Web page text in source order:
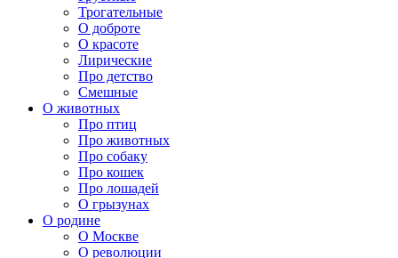
Трогательные
О доброте
О красоте
Лирические
Про детство
Смешные
О животных
Про птиц
Про животных
Про собаку
Про кошек
Про лошадей
О грызунах
О родине
О Москве
О революции